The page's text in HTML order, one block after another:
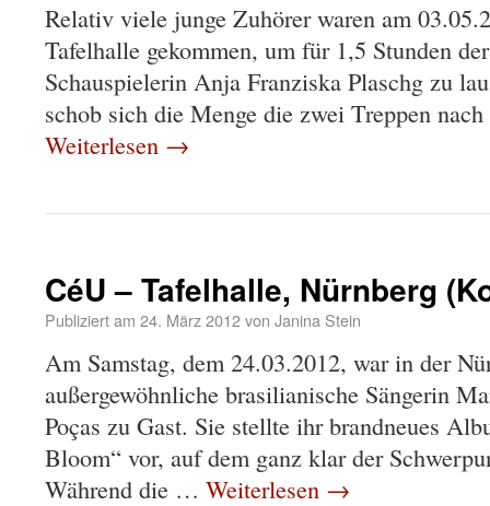
Relativ viele junge Zuhörer waren am
Tafelhalle gekommen, um für 1,5 Stunden
Schauspielerin Anja Franziska Plaschg zu
schob sich die Menge die zwei Treppen
Weiterlesen →
CéU – Tafelhalle, Nürnberg
Publiziert am 24. März 2012von Janina Stein
Am Samstag, dem 24.03.2012, war in der
außergewöhnliche brasilianische Sängerin
Poças zu Gast. Sie stellte ihr brandneues
Bloom“ vor, auf dem ganz klar der
Während die … Weiterlesen →